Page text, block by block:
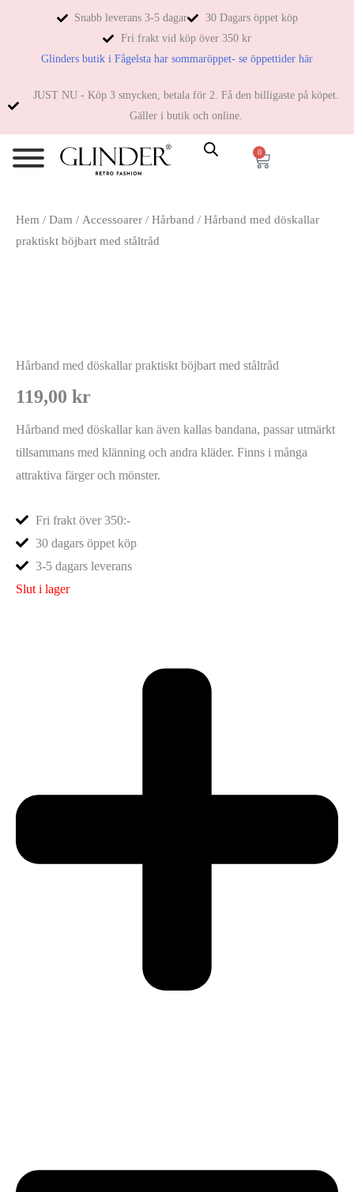
Snabb leverans 3-5 dagar
30 Dagars öppet köp
Fri frakt vid köp över 350 kr
Glinders butik i Fågelsta har sommaröppet- se öppettider här
JUST NU - Köp 3 smycken, betala för 2. Få den billigaste på köpet.
Gäller i butik och online.
0
Hem / Dam / Accessoarer / Hårband / Hårband med döskallar
praktiskt böjbart med ståltråd
Hårband med döskallar praktiskt böjbart med ståltråd
119,00 kr
Hårband med döskallar kan även kallas bandana, passar utmärkt
tillsammans med klänning och andra kläder. Finns i många
attraktiva färger och mönster.
Fri frakt över 350:-
30 dagars öppet köp
3-5 dagars leverans
Slut i lager